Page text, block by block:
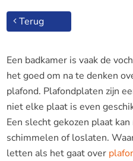
Terug
Een badkamer is vaak de
het goed om na te denken
plafond. Plafondplaten zijn
niet elke plaat is even
Een slecht gekozen plaat
schimmelen of loslaten.
letten als het gaat over